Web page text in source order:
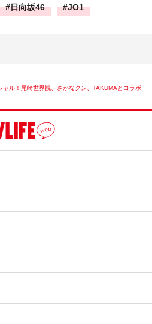
日向坂46 JO1
ャル！尾崎世界観、さかなクン、TAKUMAとコラボ